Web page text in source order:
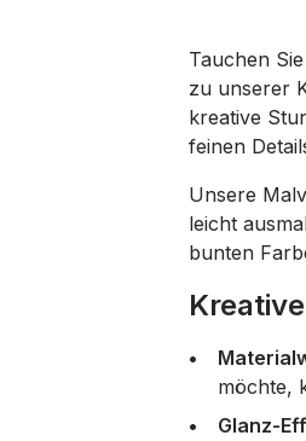
Tauchen
zu unserer
kreative
feinen
Unsere
leicht
bunten
möchte,
Glanz-